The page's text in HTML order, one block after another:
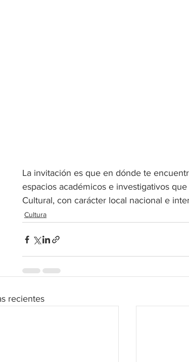
La invitación es que en dónde te
espacios académicos e investigativos
Cultural, con carácter local nacional e
Cultura
recientes